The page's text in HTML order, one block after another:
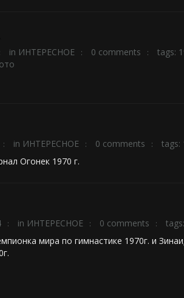
in ИНТЕРЕСНОЕ 0 comments tags:
in ИНТЕРЕСНОЕ 0 comments tags:
Огонек 1970 г.
in ИНТЕРЕСНОЕ 0 comments tags:
мира по гимнастике 1970г. и